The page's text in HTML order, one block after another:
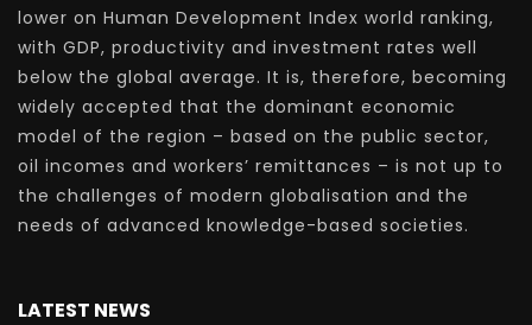
lower on Human Development Index world ranking,
with GDP, productivity and investment rates well
below the global average. It is, therefore, becoming
widely accepted that the dominant economic
model of the region – based on the public sector,
oil incomes and workers’ remittances – is not up to
the challenges of modern globalisation and the
needs of advanced knowledge-based societies.
LATEST NEWS